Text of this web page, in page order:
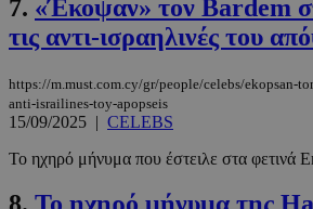
7. «Έκοψαν» τον Bardem
τις αντι-ισραηλινές του
https://m.must.com.cy/gr/people/celebs/ekopsan-
anti-israilines-toy-apopseis
15/09/2025 | CELEBS
Το ηχηρό μήνυμα που έστειλε στα φετινά